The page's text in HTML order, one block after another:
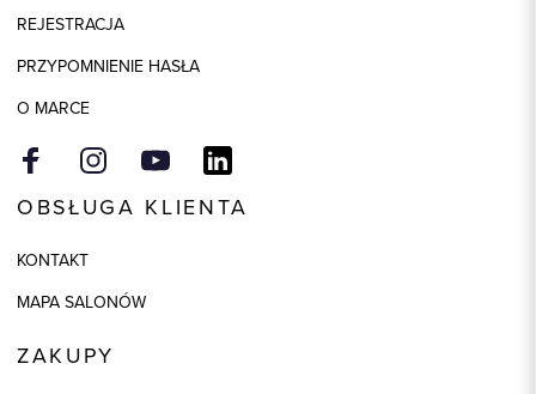
REJESTRACJA
PRZYPOMNIENIE HASŁA
O MARCE
OBSŁUGA KLIENTA
KONTAKT
MAPA SALONÓW
ZAKUPY